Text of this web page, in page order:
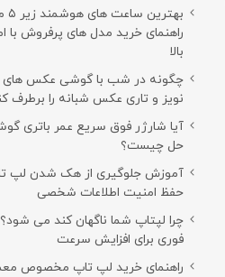
راهنمای خرید مدل های پرفروش با
بالا
چگونه در شب با گوشی عکس های
نویز و تاری عکس شبانه را برطرف
آیا شارژر فوق سریع عمر باتری
حل چیست؟
حفظ امنیت اطلاعات شخصی
فوری برای افزایش سرعت